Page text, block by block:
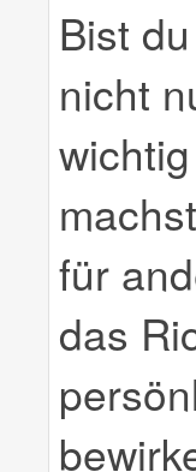
Bist
nicht
für
das